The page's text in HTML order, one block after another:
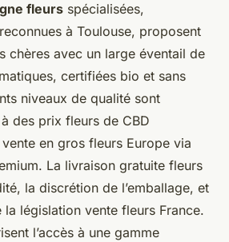
fleurs spécialisées,
à Toulouse, proposent
chères avec un large éventail de
certifiées bio et sans
niveaux de qualité sont
des prix fleurs de CBD
en gros fleurs Europe via
La livraison gratuite fleurs
la discrétion de l’emballage, et
législation vente fleurs France.
l’accès à une gamme